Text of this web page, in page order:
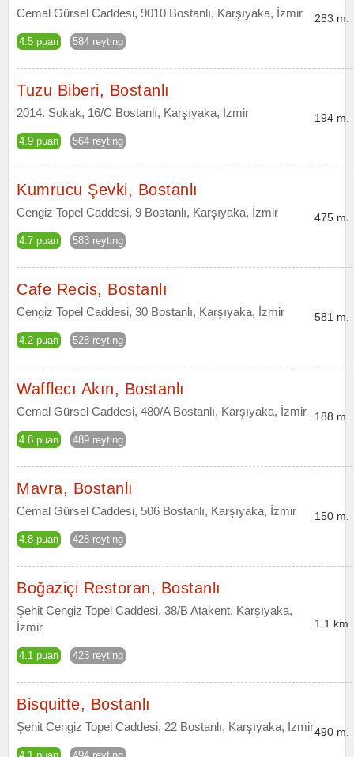
Cemal Gürsel Caddesi, 9010 Bostanlı, Karşıyaka, İzmir
4.5 puan 584 reyting
283 m.
Tuzu Biberi, Bostanlı
2014. Sokak, 16/C Bostanlı, Karşıyaka, İzmir
4.9 puan 564 reyting
194 m.
Kumrucu Şevki, Bostanlı
Cengiz Topel Caddesi, 9 Bostanlı, Karşıyaka, İzmir
4.7 puan 583 reyting
475 m.
Cafe Recis, Bostanlı
Cengiz Topel Caddesi, 30 Bostanlı, Karşıyaka, İzmir
4.2 puan 528 reyting
581 m.
Wafflecı Akın, Bostanlı
Cemal Gürsel Caddesi, 480/A Bostanlı, Karşıyaka, İzmir
4.8 puan 489 reyting
188 m.
Mavra, Bostanlı
Cemal Gürsel Caddesi, 506 Bostanlı, Karşıyaka, İzmir
4.8 puan 428 reyting
150 m.
Boğaziçi Restoran, Bostanlı
Şehit Cengiz Topel Caddesi, 38/B Atakent, Karşıyaka,
İzmir
4.1 puan 423 reyting
1.1 km.
Bisquitte, Bostanlı
Şehit Cengiz Topel Caddesi, 22 Bostanlı, Karşıyaka, İzmir490 m.